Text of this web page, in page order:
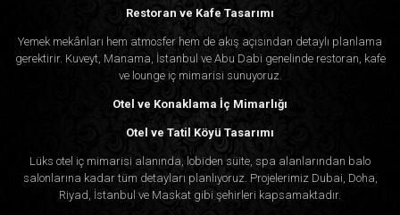
Restoran ve Kafe Tasarımı
Yemek mekânları hem atmosfer hem de akış açısından detaylı planlama
gerektirir. Kuveyt, Manama, İstanbul ve Abu Dabi genelinde restoran, kafe
ve lounge iç mimarisi sunuyoruz.
Otel ve Konaklama İç Mimarlığı
Otel ve Tatil Köyü Tasarımı
Lüks otel iç mimarisi alanında, lobiden süite, spa alanlarından balo
salonlarına kadar tüm detayları planlıyoruz. Projelerimiz Dubai, Doha,
Riyad, İstanbul ve Maskat gibi şehirleri kapsamaktadır.